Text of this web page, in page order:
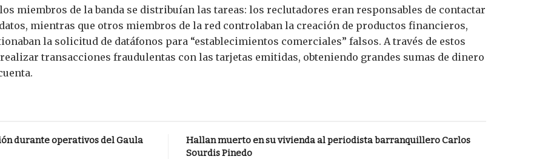
miembros de la banda se distribuían las tareas: los reclutadores eran responsables de contactar
mientras que otros miembros de la red controlaban la creación de productos financieros,
la solicitud de datáfonos para “establecimientos comerciales” falsos. A través de estos
transacciones fraudulentas con las tarjetas emitidas, obteniendo grandes sumas de dinero
durante operativos del Gaula
Hallan muerto en su vivienda al periodista barranquillero Carlos
Sourdis Pinedo